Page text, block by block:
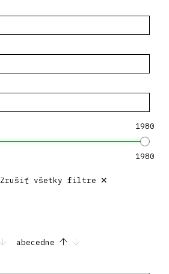
1980
1980
Zrušiť všetky filtre ×
abecedne